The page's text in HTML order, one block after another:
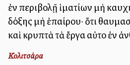
ἐν περιβολῇ ἱματίων μὴ
δόξης μὴ ἐπαίρου· ὅτι
καὶ κρυπτὰ τὰ ἔργα αὐτοῦ ἐν
Κολιτσάρα